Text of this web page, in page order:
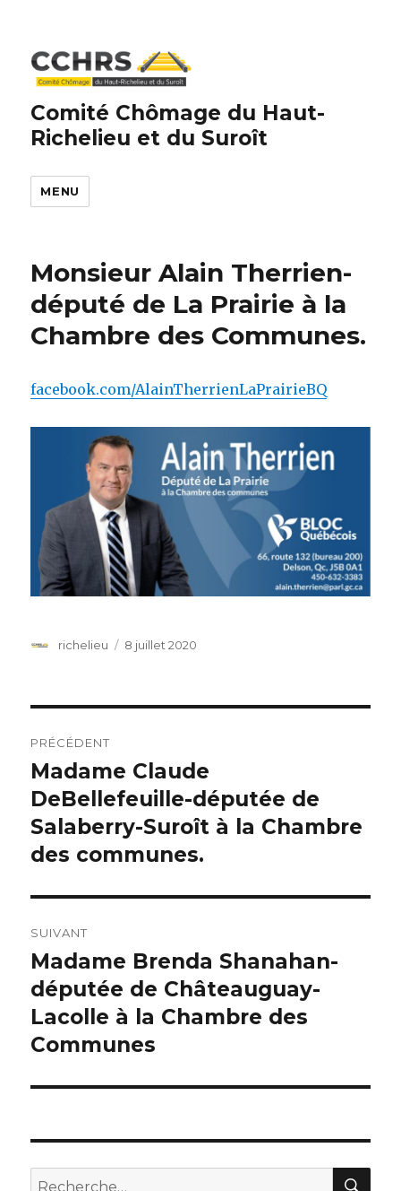
Comité Chômage du Haut-
Richelieu et du Suroît
MENU
Monsieur Alain Therrien-
député de La Prairie à la
Chambre des Communes.
facebook.com/AlainTherrienLaPrairieBQ
Auteur
richelieu
Publié
8 juillet 2020
de
l’article
PRÉCÉDENT
Article
précédent :
Madame Claude
DeBellefeuille-députée de
Salaberry-Suroît à la Chambre
des communes.
SUIVANT
Article
suivant :
Madame Brenda Shanahan-
députée de Châteauguay-
Lacolle à la Chambre des
Communes
Recherche